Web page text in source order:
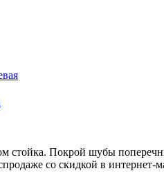
стойка. Покрой шубы
со скидкой в интернет-